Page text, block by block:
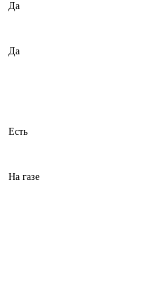
Да
Да
Есть
На газе